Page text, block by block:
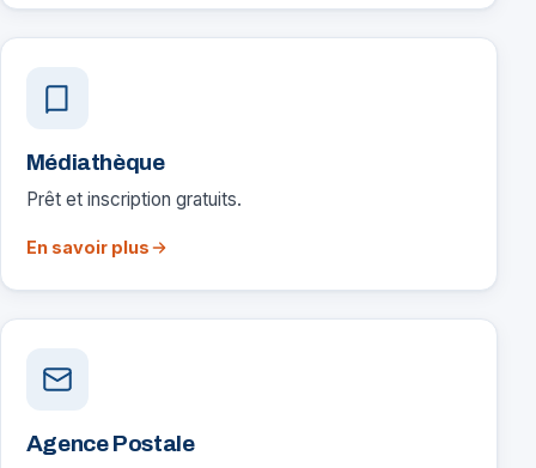
Médiathèque
Prêt et inscription gratuits.
En savoir plus
Agence Postale